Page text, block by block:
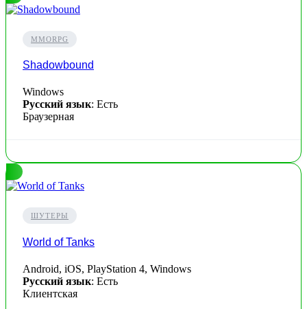
MMORPG
Shadowbound
Windows
Русский язык: Есть
Браузерная
ШУТЕРЫ
World of Tanks
Android, iOS, PlayStation 4, Windows
Русский язык: Есть
Клиентская